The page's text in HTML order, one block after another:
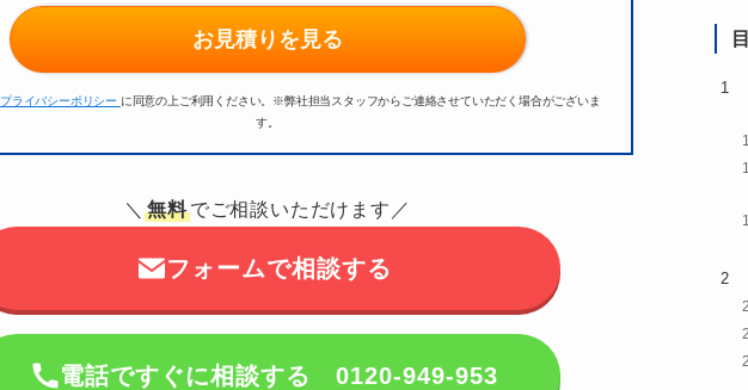
お見積りを見る
プライバシーポリシー に同意の上ご利用ください。 ※弊社担当スタッフからご連絡させていただく場合がございま
す。
＼無料でご相談いただけます／
フォームで相談する
電話ですぐに相談する 0120-949-953